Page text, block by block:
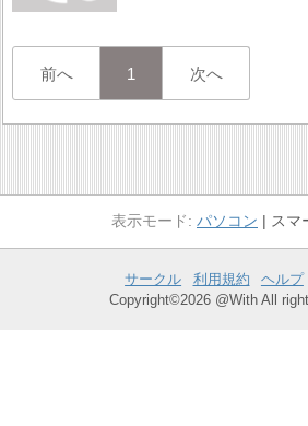
前へ 1 次へ
パソコン スマ
サークル 利用規約 ヘルプ
Copyright©2026 @With All